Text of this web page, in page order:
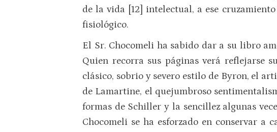
de la vida [12] intelectual, a ese
fisiológico.
El Sr. Chocomeli ha sabido dar a su libro
Quien recorra sus páginas verá reflejarse
clásico, sobrio y severo estilo de Byron, el
de Lamartine, el quejumbroso
formas de Schiller y la sencillez algunas
Chocomeli se ha esforzado en conservar